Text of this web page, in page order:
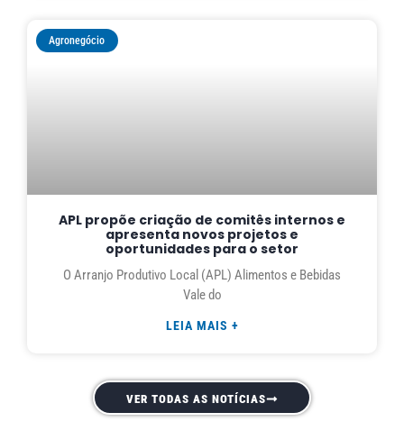
Agronegócio
APL propõe criação de comitês internos e
apresenta novos projetos e
oportunidades para o setor
O Arranjo Produtivo Local (APL) Alimentos e Bebidas
Vale do
LEIA MAIS +
VER TODAS AS NOTÍCIAS